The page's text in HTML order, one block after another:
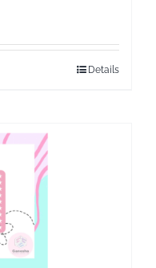
Details